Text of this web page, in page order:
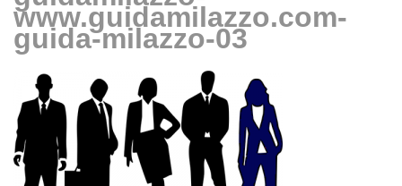
www.guidamilazzo.com-
guida-milazzo-03